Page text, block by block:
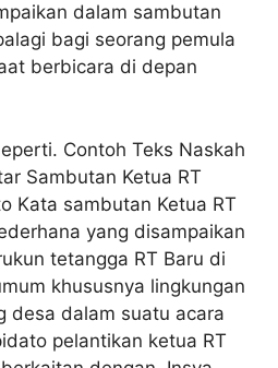
dalam sambutan
bagi seorang pemula
berbicara di depan
Contoh Teks Naskah
Sambutan Ketua RT
Kata sambutan Ketua RT
yang disampaikan
tetangga RT Baru di
khususnya lingkungan
desa dalam suatu acara
pelantikan ketua RT